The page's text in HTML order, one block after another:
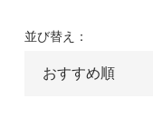
並び替え：